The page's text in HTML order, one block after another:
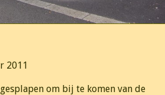
2011
om bij te komen van de